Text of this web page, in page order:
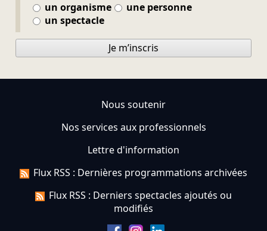
un organisme
une personne
un spectacle
Je m’inscris
Nous soutenir
Nos services aux professionnels
Lettre d'information
Flux RSS : Dernières programmations archivées
Flux RSS : Derniers spectacles ajoutés ou
modifiés